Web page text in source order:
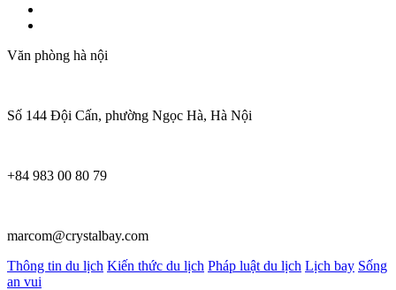
Văn phòng hà nội
Số 144 Đội Cấn, phường Ngọc Hà, Hà Nội
+84 983 00 80 79
marcom@crystalbay.com
Thông tin du lịch Kiến thức du lịch Pháp luật du lịch Lịch bay Sống
an vui